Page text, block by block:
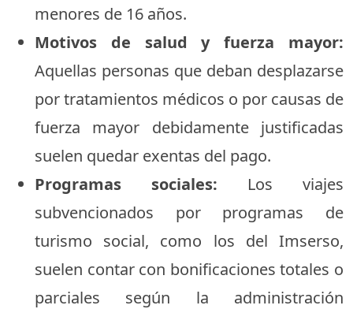
menores de 16 años.
Motivos de salud y fuerza mayor:
Aquellas personas que deban desplazarse
por tratamientos médicos o por causas de
fuerza mayor debidamente justificadas
suelen quedar exentas del pago.
Programas sociales: Los viajes
subvencionados por programas de
turismo social, como los del Imserso,
suelen contar con bonificaciones totales o
parciales según la administración